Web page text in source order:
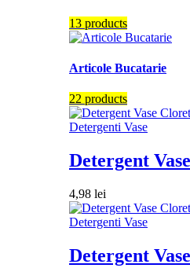
13 products
Articole Bucatarie
22 products
Detergenti Vase
Detergent
4,98 lei
Detergenti Vase
Detergent